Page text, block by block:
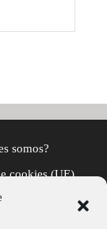
somos?
cookies (UE)